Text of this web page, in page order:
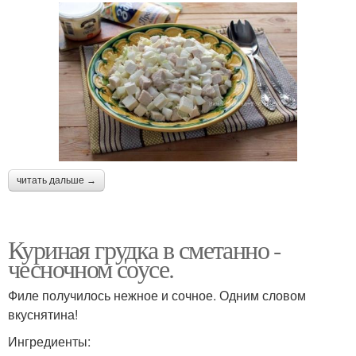
читать дальше →
Куриная грудка в сметанно -
чесночном соусе.
Филе получилось нежное и сочное. Одним словом
вкуснятина!
Ингредиенты: